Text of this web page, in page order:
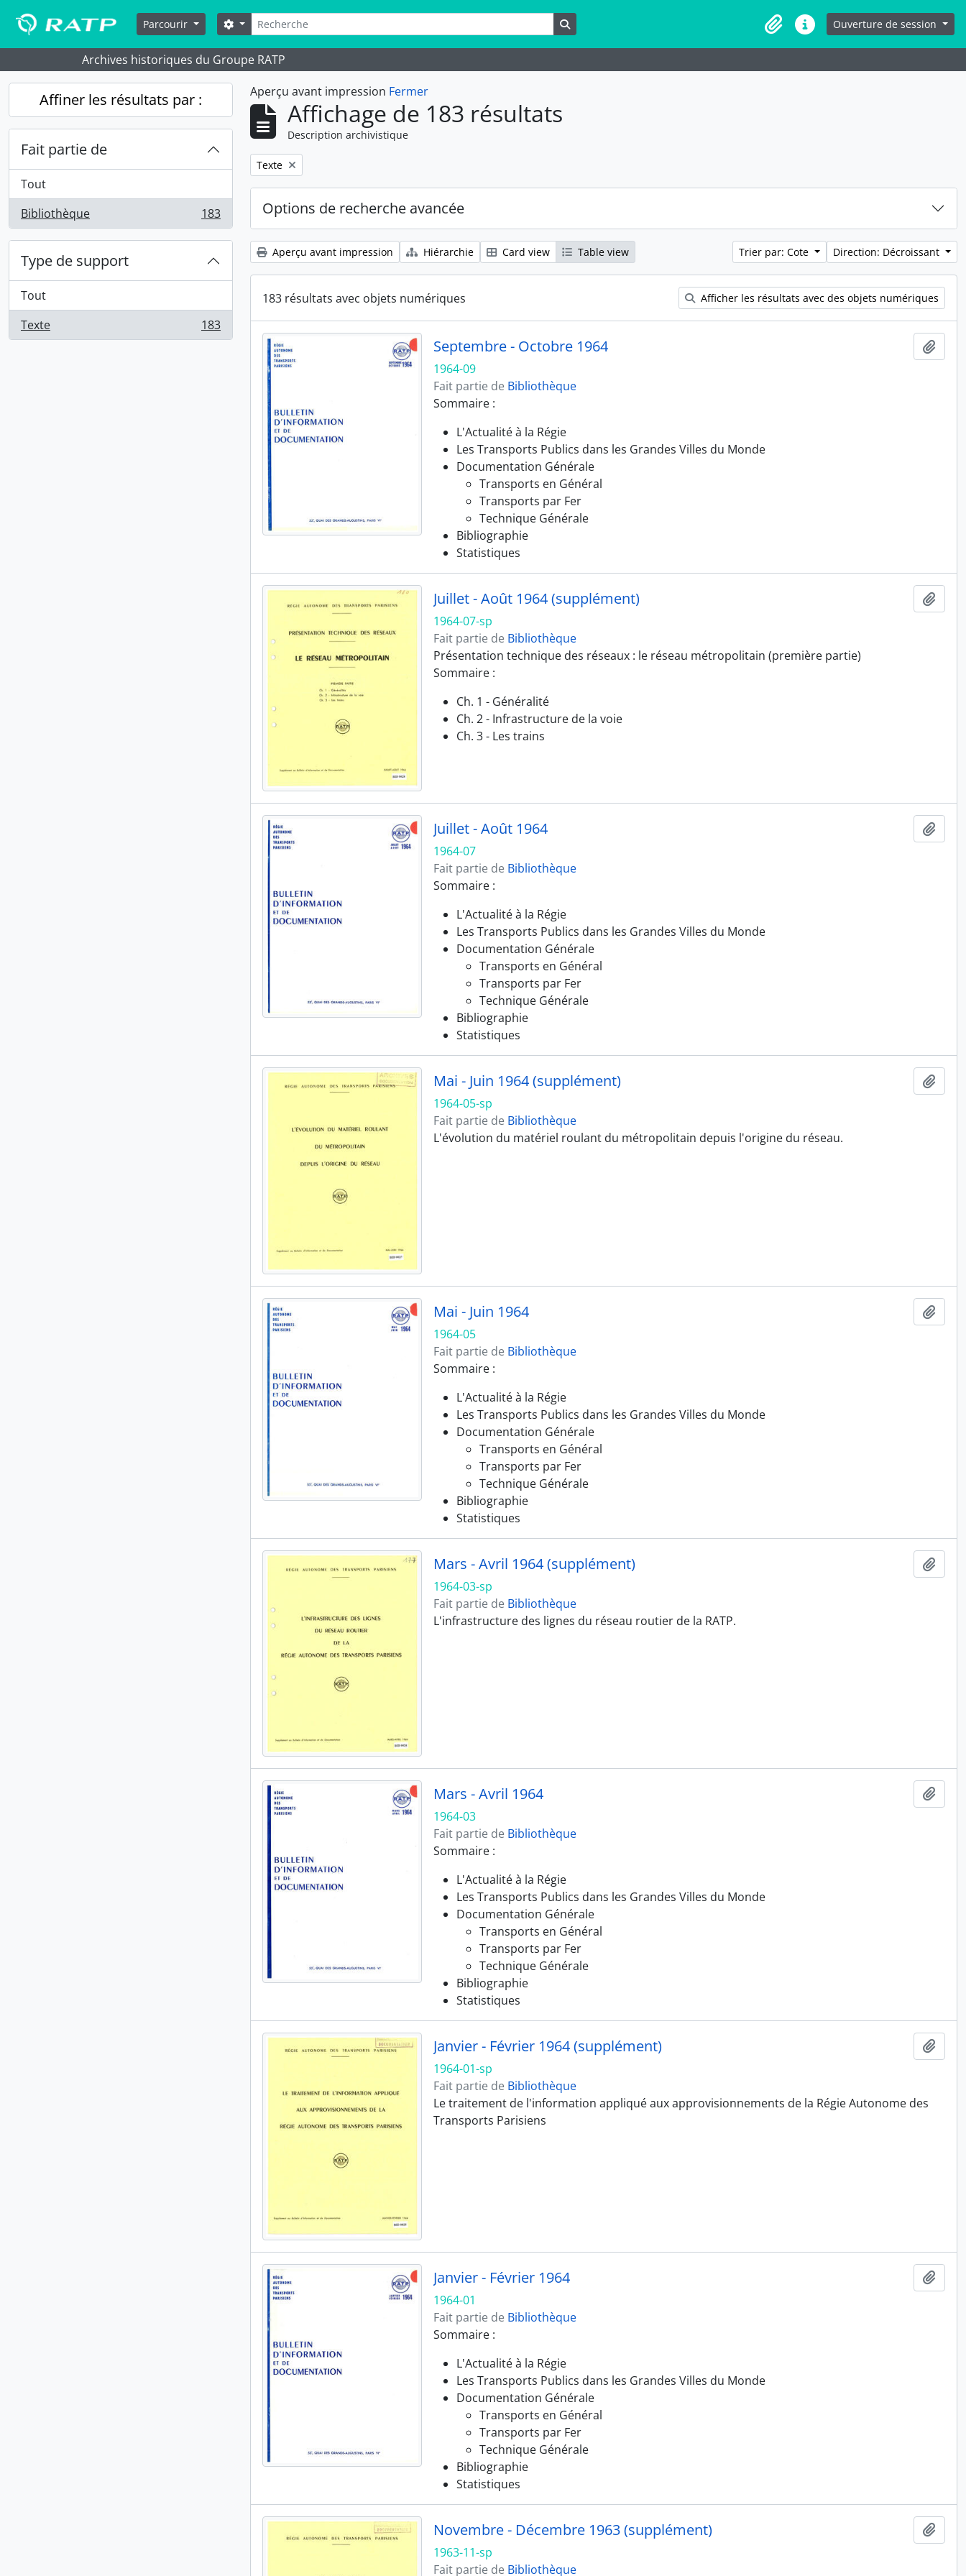
Skip to main content
Parcourir
Rechercher
Options de recherche Rechercher
Presse-papier
Liens rapidesOuverture de session
Archives historiques du Groupe RATP
Affiner les résultats par :
Fait partie de
Tout
Bibliothèque
, 183 résultats 183
Type de support
Tout
Texte
, 183 résultats 183
Aperçu avant impression Fermer
Affichage de 183 résultats
Description archivistique
Remove filter:
Texte
Options de recherche avancée
Aperçu avant impression Hiérarchie Card view Table view Trier par: Cote Direction: Décroissant
183 résultats avec objets numériques Afficher les résultats avec des objets numériques
Septembre - Octobre 1964
1964-09
Fait partie de Bibliothèque
Sommaire :
L'Actualité à la Régie
Les Transports Publics dans les Grandes Villes du Monde
Documentation Générale
Transports en Général
Transports par Fer
Technique Générale
Bibliographie
Statistiques
Juillet - Août 1964 (supplément)
1964-07-sp
Fait partie de Bibliothèque
Présentation technique des réseaux : le réseau métropolitain (première partie)
Sommaire :
Ch. 1 - Généralité
Ch. 2 - Infrastructure de la voie
Ch. 3 - Les trains
Juillet - Août 1964
1964-07
Fait partie de Bibliothèque
Sommaire :
L'Actualité à la Régie
Les Transports Publics dans les Grandes Villes du Monde
Documentation Générale
Transports en Général
Transports par Fer
Technique Générale
Bibliographie
Statistiques
Mai - Juin 1964 (supplément)
1964-05-sp
Fait partie de Bibliothèque
L'évolution du matériel roulant du métropolitain depuis l'origine du réseau.
Mai - Juin 1964
1964-05
Fait partie de Bibliothèque
Sommaire :
L'Actualité à la Régie
Les Transports Publics dans les Grandes Villes du Monde
Documentation Générale
Transports en Général
Transports par Fer
Technique Générale
Bibliographie
Statistiques
Mars - Avril 1964 (supplément)
1964-03-sp
Fait partie de Bibliothèque
L'infrastructure des lignes du réseau routier de la RATP.
Mars - Avril 1964
1964-03
Fait partie de Bibliothèque
Sommaire :
L'Actualité à la Régie
Les Transports Publics dans les Grandes Villes du Monde
Documentation Générale
Transports en Général
Transports par Fer
Technique Générale
Bibliographie
Statistiques
Janvier - Février 1964 (supplément)
1964-01-sp
Fait partie de Bibliothèque
Le traitement de l'information appliqué aux approvisionnements de la Régie Autonome des
Transports Parisiens
Janvier - Février 1964
1964-01
Fait partie de Bibliothèque
Sommaire :
L'Actualité à la Régie
Les Transports Publics dans les Grandes Villes du Monde
Documentation Générale
Transports en Général
Transports par Fer
Technique Générale
Bibliographie
Statistiques
Novembre - Décembre 1963 (supplément)
1963-11-sp
Fait partie de Bibliothèque